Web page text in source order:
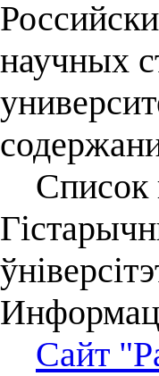
научных
Список
Сайт